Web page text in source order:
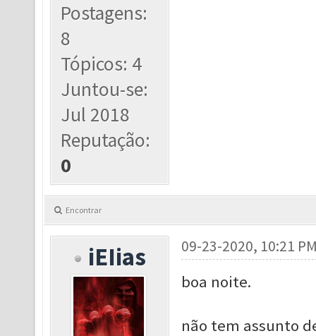
Postagens:
8
Tópicos: 4
Juntou-se:
Jul 2018
Reputação:
0
Encontrar
iEIias 09-23-2020, 10:21
boa noite.
não tem assunto